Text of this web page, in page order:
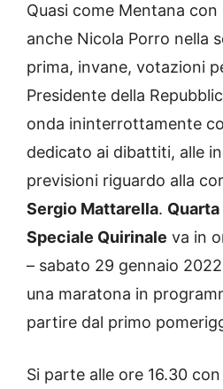
Quasi come Mentana con
anche Nicola Porro nella
prima, invane, votazioni
Presidente della
onda ininterrottamente
dedicato ai dibattiti, alle
previsioni riguardo alla
Sergio Mattarella.
Speciale Quirinale va in
– sabato 29 gennaio
una maratona in
partire dal primo
Si parte alle ore 16.30